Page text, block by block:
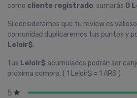
como cliente registrado, sumarás 0
Si consideramos que tu review es
comunidad duplicaremos tus puntos y
Leloir$.
Tus Leloir$ acumulados podrán ser
próxima compra. ( 1 Leloir$ = 1 ARS )
5